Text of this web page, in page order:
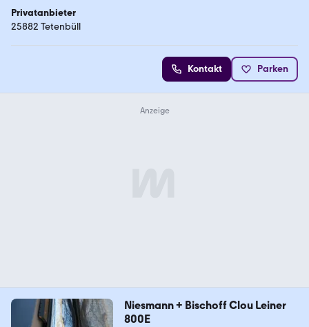
Privatanbieter
25882 Tetenbüll
Kontakt Parken
Niesmann + Bischoff Clou Leiner
800E